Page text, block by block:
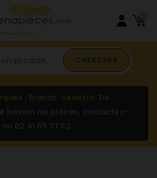
0
CHERCHER
: Brandt, Vedette, De
besoin de pièces, contactez-
au 02 41 65 37 52